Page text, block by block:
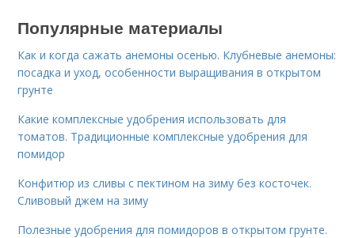
Популярные материалы
Как и когда сажать анемоны осенью. Клубневые анемоны:
посадка и уход, особенности выращивания в открытом
грунте
Какие комплексные удобрения использовать для
томатов. Традиционные комплексные удобрения для
помидор
Конфитюр из сливы с пектином на зиму без косточек.
Сливовый джем на зиму
Полезные удобрения для помидоров в открытом грунте.